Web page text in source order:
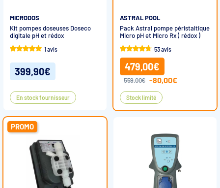
MICRODOS
Kit pompes doseuses Doseco
digitale pH et rédox
1 avis
399,90€
En stock fournisseur
ASTRAL POOL
Pack Astral pompe péristaltique
Micro pH et Micro Rx ( rédox )
53 avis
479,00€
559,00€ -80,00€
Stock limité
PROMO